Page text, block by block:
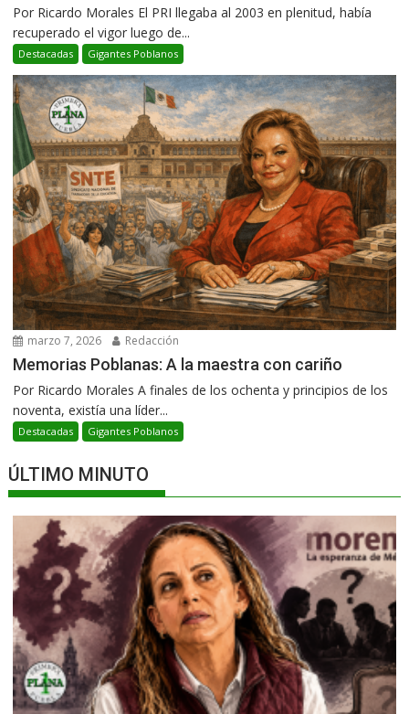
Por Ricardo Morales El PRI llegaba al 2003 en plenitud, había
recuperado el vigor luego de...
Destacadas Gigantes Poblanos
marzo 7, 2026 Redacción
Memorias Poblanas: A la maestra con cariño
Por Ricardo Morales A finales de los ochenta y principios de los
noventa, existía una líder...
Destacadas Gigantes Poblanos
ÚLTIMO MINUTO